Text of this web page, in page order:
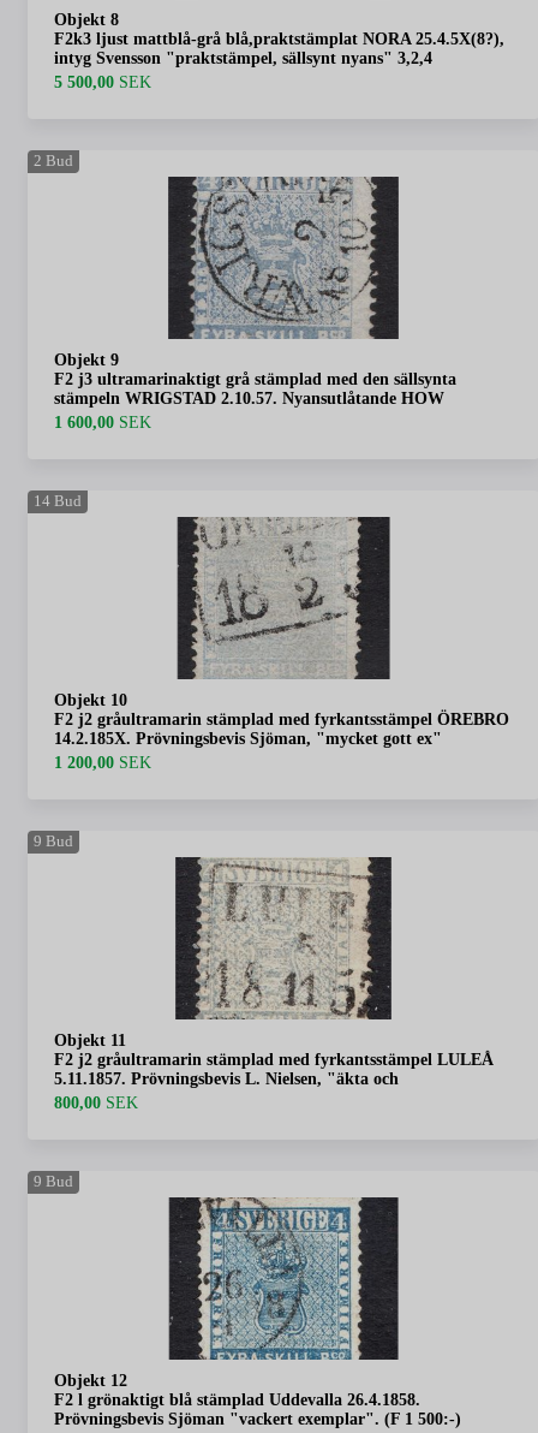
Objekt 8
F2k3 ljust mattblå-grå blå,praktstämplat NORA 25.4.5X(8?),
intyg Svensson "praktstämpel, sällsynt nyans" 3,2,4
5 500,00 SEK
2 Bud
Objekt 9
F2 j3 ultramarinaktigt grå stämplad med den sällsynta
stämpeln WRIGSTAD 2.10.57. Nyansutlåtande HOW
1 600,00 SEK
14 Bud
Objekt 10
F2 j2 gråultramarin stämplad med fyrkantsstämpel ÖREBRO
14.2.185X. Prövningsbevis Sjöman, "mycket gott ex"
1 200,00 SEK
9 Bud
Objekt 11
F2 j2 gråultramarin stämplad med fyrkantsstämpel LULEÅ
5.11.1857. Prövningsbevis L. Nielsen, "äkta och
800,00 SEK
9 Bud
Objekt 12
F2 l grönaktigt blå stämplad Uddevalla 26.4.1858.
Prövningsbevis Sjöman "vackert exemplar". (F 1 500:-)